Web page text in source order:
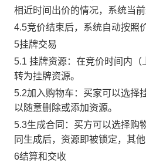
相近时间出价的情况，系统当
4.5竞价结束后，系统自动按照
5挂牌交易
5.1 挂牌资源：在竞价时间内
转为挂牌资源。
5.2加入购物车：买家可以选择
以随意删除或添加资源。
5.3生成合同：买方可以选择购
同生成后，资源即被锁定，其他
6结算和交收